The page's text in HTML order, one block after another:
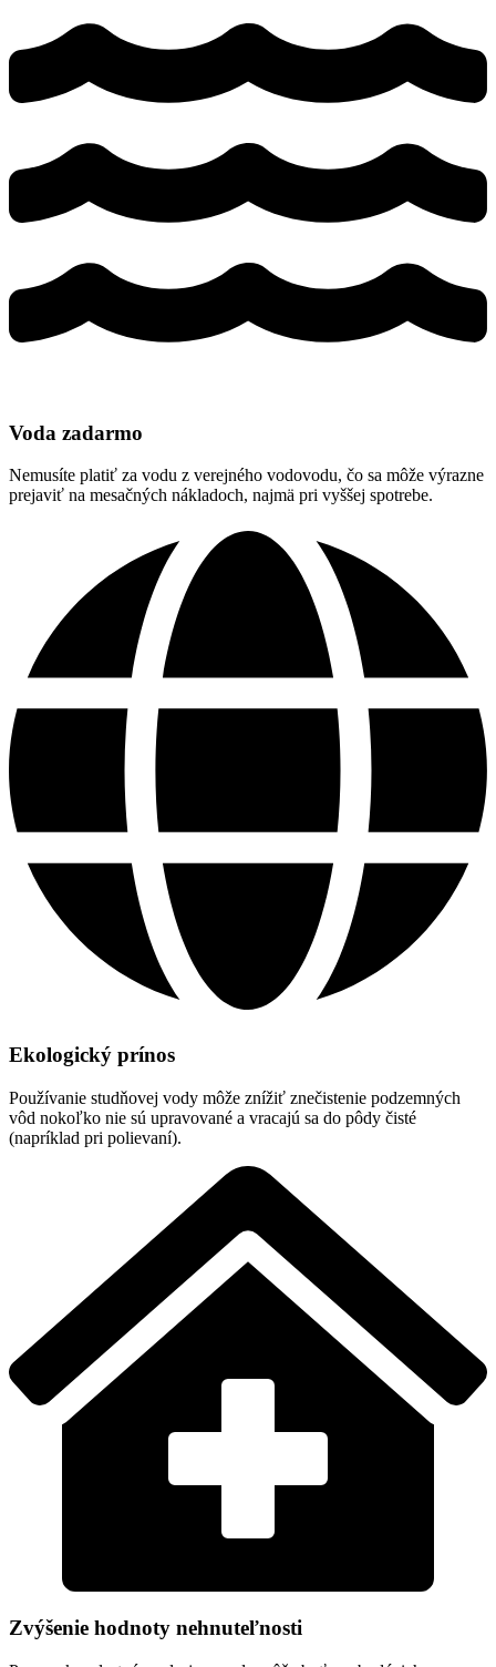
Voda zadarmo
Nemusíte platiť za vodu z verejného vodovodu, čo sa môže výrazne
prejaviť na mesačných nákladoch, najmä pri vyššej spotrebe.
Ekologický prínos
Používanie studňovej vody môže znížiť znečistenie podzemných
vôd nokoľko nie sú upravované a vracajú sa do pôdy čisté
(napríklad pri polievaní).
Zvýšenie hodnoty nehnuteľnosti